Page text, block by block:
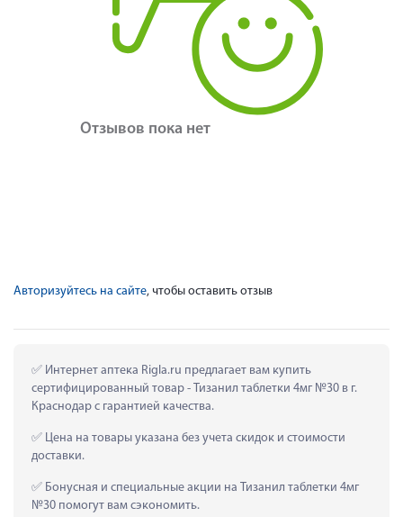
Отзывов пока нет
Авторизуйтесь на сайте, чтобы оставить отзыв
Интернет аптека Rigla.ru предлагает вам купить
сертифицированный товар - Тизанил таблетки 4мг №30 в г.
Краснодар с гарантией качества.
Цена на товары указана без учета скидок и стоимости
доставки.
Бонусная и специальные акции на Тизанил таблетки 4мг
№30 помогут вам сэкономить.